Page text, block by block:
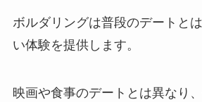
ボルダリングは普段のデートと
い体験を提供します。
映画や食事のデートとは異なり